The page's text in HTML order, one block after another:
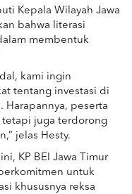
Kepala Wilayah Jawa
bahwa literasi
membentuk
kami ingin
tentang investasi di
Harapannya, peserta
tetapi juga terdorong
jelas Hesty.
KP BEI Jawa Timur
untuk
khususnya reksa